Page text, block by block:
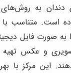
به روش‌های
است. متناسب
را به صورت فایل
و عکس تهیه
این مرکز با